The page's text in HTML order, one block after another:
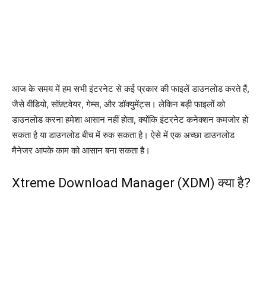
आज के समय में हम सभी इंटरनेट से कई प्रकार की फाइलें डाउनलोड करते हैं,
जैसे वीडियो, सॉफ़्टवेयर, गेम्स, और डॉक्युमेंट्स। लेकिन बड़ी फाइलों को
डाउनलोड करना हमेशा आसान नहीं होता, क्योंकि इंटरनेट कनेक्शन कमजोर हो
सकता है या डाउनलोड बीच में रुक सकता है। ऐसे में एक अच्छा डाउनलोड
मैनेजर आपके काम को आसान बना सकता है।
Xtreme Download Manager (XDM) क्या है?